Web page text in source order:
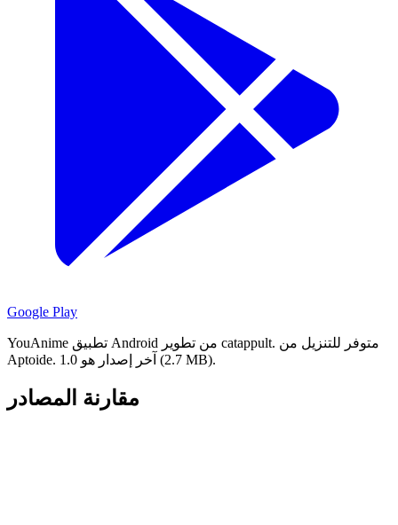
Google Play
YouAnime تطبيق Android من تطوير catappult. متوفر للتنزيل من
Aptoide.
آخر إصدار هو 1.0 (2.7 MB).
مقارنة المصادر